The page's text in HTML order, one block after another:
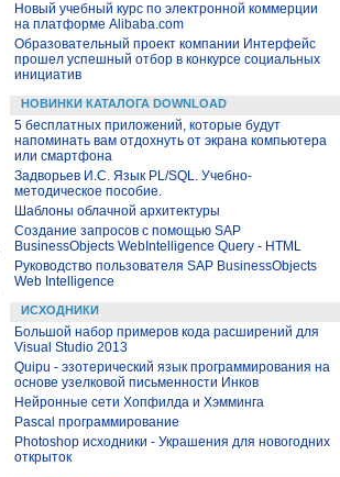
Новый учебный курс по электронной коммерции
на платформе Alibaba.com
Образовательный проект компании Интерфейс
прошел успешный отбор в конкурсе социальных
инициатив
НОВИНКИ КАТАЛОГА DOWNLOAD
5 бесплатных приложений, которые будут
напоминать вам отдохнуть от экрана компьютера
или смартфона
Задворьев И.С. Язык PL/SQL. Учебно-
методическое пособие.
Шаблоны облачной архитектуры
Создание запросов с помощью SAP
BusinessObjects WebIntelligence Query - HTML
Руководство пользователя SAP BusinessObjects
Web Intelligence
ИСХОДНИКИ
Большой набор примеров кода расширений для
Visual Studio 2013
Quipu - эзотерический язык программирования на
основе узелковой письменности Инков
Нейронные сети Хопфилда и Хэмминга
Pascal программирование
Photoshop исходники - Украшения для новогодних
открыток